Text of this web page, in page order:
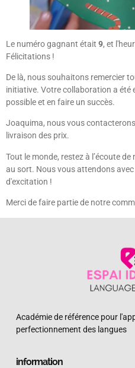
Le numéro gagnant était 9, et
Félicitations !
De là, nous souhaitons remercier
initiative. Votre collaboration a été
possible et en faire un succès.
Joaquima, nous vous
livraison des prix.
Tout le monde, restez à l’écoute
au sort. Nous vous attendons
d'excitation !
Merci de faire partie de notre
Académie de référence pour
perfectionnement des langues
information